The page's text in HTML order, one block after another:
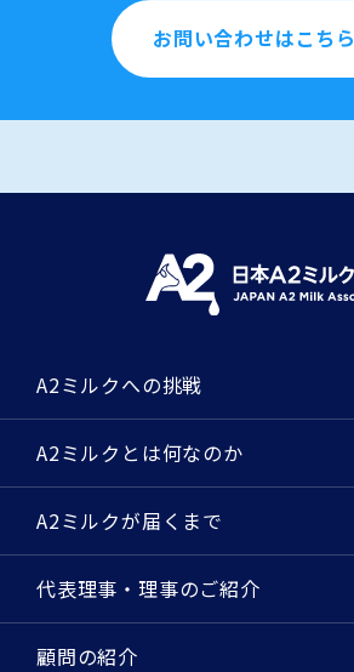
お問い合わせはこちら
A2ミルクへの挑戦
A2ミルクとは何なのか
A2ミルクが届くまで
代表理事・理事のご紹介
顧問の紹介